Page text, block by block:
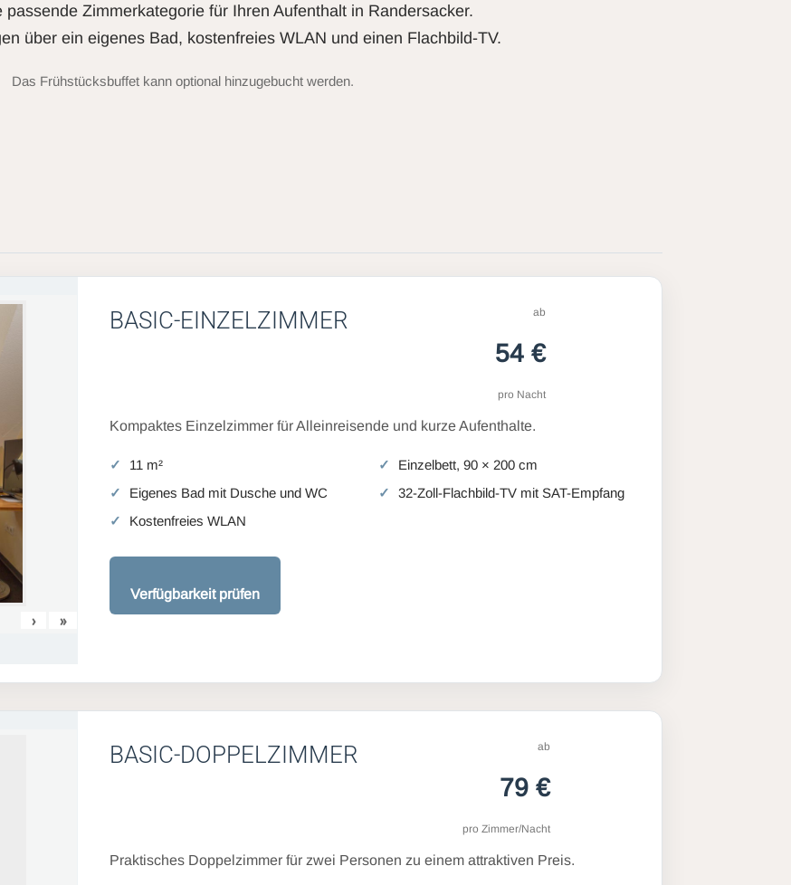
passende Zimmerkategorie für Ihren Aufenthalt in Randersacker.
über ein eigenes Bad, kostenfreies WLAN und einen Flachbild-TV.
Das Frühstücksbuffet kann optional hinzugebucht werden.
› »
BASIC-EINZELZIMMER ab
54 €
pro Nacht
Kompaktes Einzelzimmer für Alleinreisende und kurze Aufenthalte.
11 m²
Einzelbett, 90 × 200 cm
Eigenes Bad mit Dusche und WC
32-Zoll-Flachbild-TV mit SAT-Empfang
Kostenfreies WLAN
Verfügbarkeit prüfen
BASIC-DOPPELZIMMER ab
79 €
pro Zimmer/Nacht
Praktisches Doppelzimmer für zwei Personen zu einem attraktiven Preis.